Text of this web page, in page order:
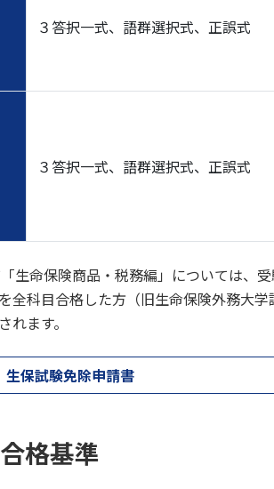
３答択一式、語群選択式、正誤式
３答択一式、語群選択式、正誤式
生命保険商品・税務編」については、
全科目合格した方（旧生命保険外務大
れます。
生保試験免除申請書
格基準